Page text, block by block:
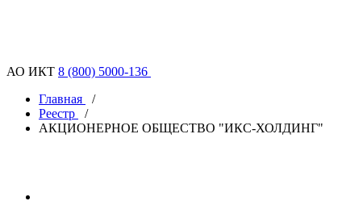
АО ИКТ 8 (800) 5000-136
Главная
/
Реестр
/
АКЦИОНЕРНОЕ ОБЩЕСТВО "ИКС-ХОЛДИНГ"